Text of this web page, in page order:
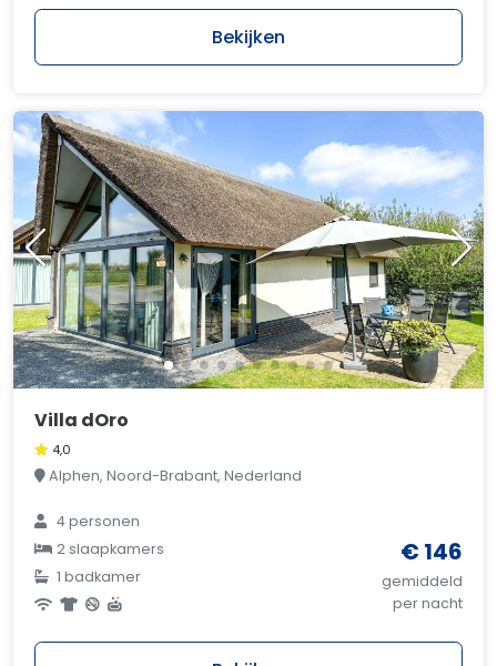
Bekijken
Villa dOro
4,0
Alphen, Noord-Brabant, Nederland
4 personen
2 slaapkamers
1 badkamer
€ 146
gemiddeld
per nacht